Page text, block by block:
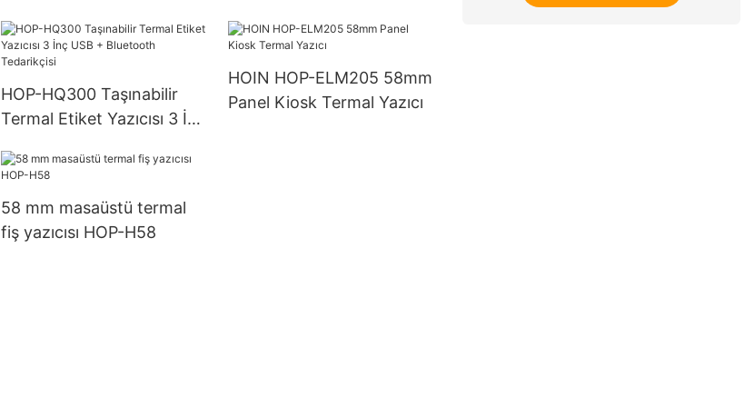
çıkartması 58mm Termal
Etiket Barkod Yazıcısı
HOP-HQ300 Taşınabilir
Termal Etiket Yazıcısı 3 İnç
Tedarikçisi
HOIN HOP-ELM205 58mm
Panel Kiosk Termal Yazıcı
58 mm masaüstü termal
fiş yazıcısı HOP-H58